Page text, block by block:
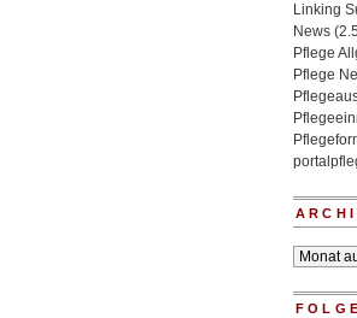
Linking
News
Pflege
Pflege
Archiv